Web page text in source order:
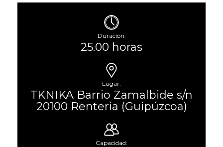
Duración:
25.00 horas
Lugar:
TKNIKA Barrio Zamalbide s/n
20100 Renteria (Guipúzcoa)
Capacidad: